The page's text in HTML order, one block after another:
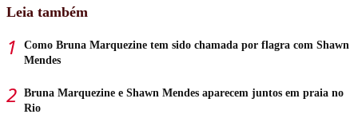
Leia também
Como Bruna Marquezine tem sido chamada por flagra com Shawn
Mendes
Bruna Marquezine e Shawn Mendes aparecem juntos em praia no
Rio